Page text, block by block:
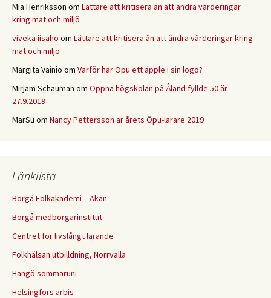
Mia Henriksson om Lättare att kritisera än att ändra värderingar
kring mat och miljö
viveka iisaho om Lättare att kritisera än att ändra värderingar kring
mat och miljö
Margita Vainio om Varför har Öpu ett äpple i sin logo?
Mirjam Schauman om Öppna högskolan på Åland fyllde 50 år
27.9.2019
MarSu om Nancy Pettersson är årets Öpu-lärare 2019
Länklista
Borgå Folkakademi – Akan
Borgå medborgarinstitut
Centret för livslångt lärande
Folkhälsan utbilldning, Norrvalla
Hangö sommaruni
Helsingfors arbis